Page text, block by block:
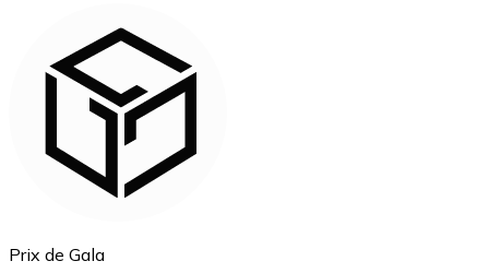
Ethereum
Prix de Gala